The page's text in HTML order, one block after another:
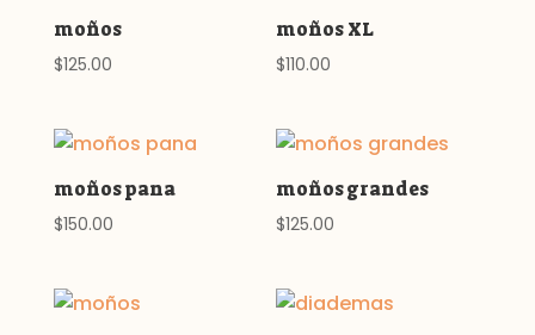
moños
$125.00
moños XL
$110.00
moños pana
$150.00
moños grandes
$125.00